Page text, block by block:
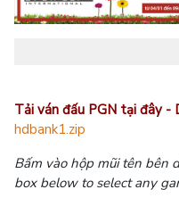
Tải ván đấu PGN tại đây -
hdbank1.zip
Bấm vào hộp mũi tên bên
box below to select any